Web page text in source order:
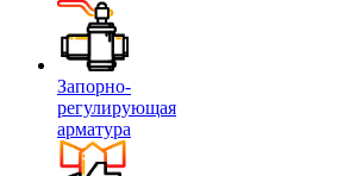
Запорно-
регулирующая
арматура